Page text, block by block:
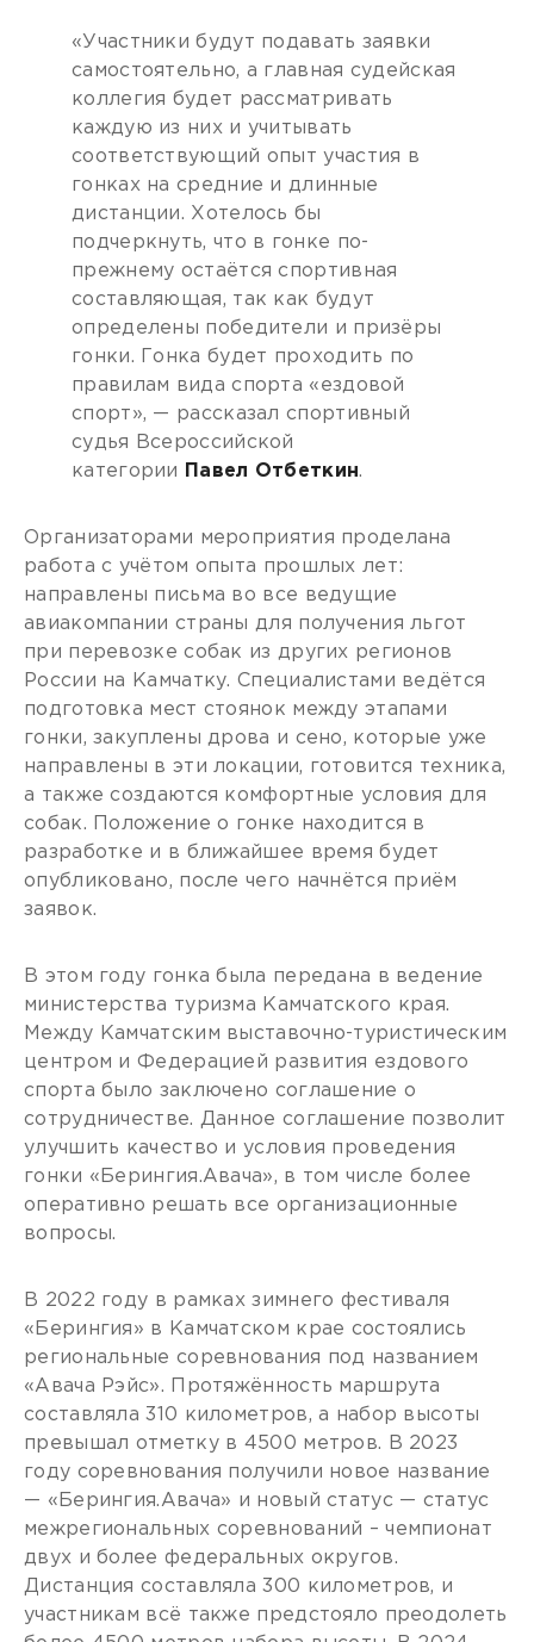
«Участники будут подавать заявки
самостоятельно, а главная судейская
коллегия будет рассматривать
каждую из них и учитывать
соответствующий опыт участия в
гонках на средние и длинные
дистанции. Хотелось бы
подчеркнуть, что в гонке по-
прежнему остаётся спортивная
составляющая, так как будут
определены победители и призёры
гонки. Гонка будет проходить по
правилам вида спорта «ездовой
спорт», — рассказал спортивный
судья Всероссийской
категории
Павел Отбеткин.
Организаторами мероприятия проделана
работа с учётом опыта прошлых лет:
направлены письма во все ведущие
авиакомпании страны для получения льгот
при перевозке собак из других регионов
России на Камчатку. Специалистами ведётся
подготовка мест стоянок между этапами
гонки, закуплены дрова и сено, которые уже
направлены в эти локации, готовится техника,
а также создаются комфортные условия для
собак. Положение о гонке находится в
разработке и в ближайшее время будет
опубликовано, после чего начнётся приём
заявок.
В этом году гонка была передана в ведение
министерства туризма Камчатского края.
Между Камчатским выставочно-туристическим
центром и Федерацией развития ездового
спорта было заключено соглашение о
сотрудничестве. Данное соглашение позволит
улучшить качество и условия проведения
гонки «Берингия.Авача», в том числе более
оперативно решать все организационные
вопросы.
В 2022 году в рамках зимнего фестиваля
«Берингия» в Камчатском крае состоялись
региональные соревнования под названием
«Авача Рэйс». Протяжённость маршрута
составляла 310 километров, а набор высоты
превышал отметку в 4500 метров. В 2023
году соревнования получили новое название
— «Берингия.Авача» и новый статус — статус
межрегиональных соревнований – чемпионат
двух и более федеральных округов.
Дистанция составляла 300 километров, и
участникам всё также предстояло преодолеть